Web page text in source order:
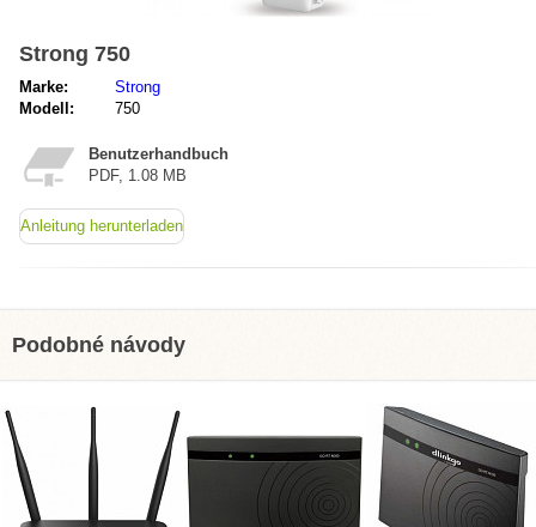
Strong 750
Marke:
Strong
Modell:
750
Benutzerhandbuch
PDF, 1.08 MB
Anleitung herunterladen
Podobné návody